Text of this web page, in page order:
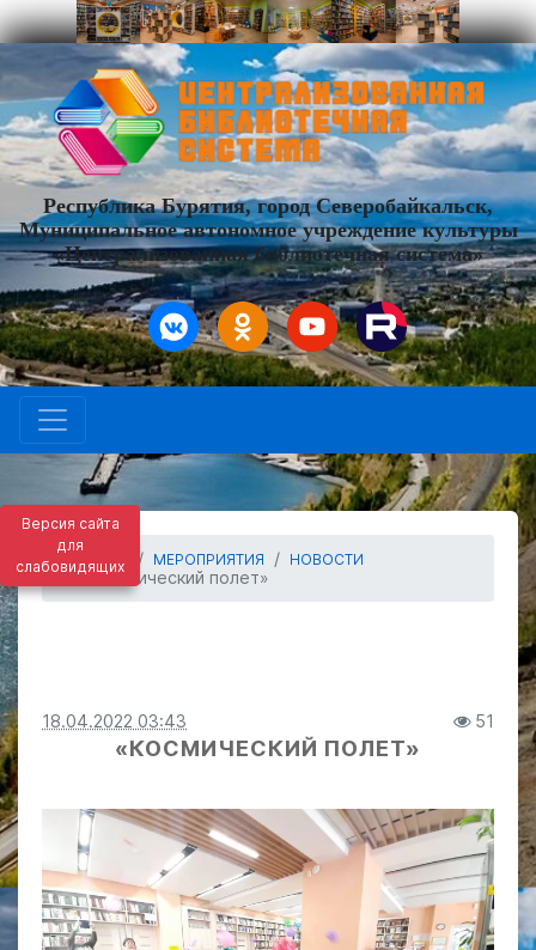
Версия сайта
для
слабовидящих
Республика Бурятия, город Северобайкальск,
Муниципальное автономное учреждение культуры
«Централизованная библиотечная система»
МЕРОПРИЯТИЯ НОВОСТИ
«Космический полет»
18.04.2022 03:43 51
«КОСМИЧЕСКИЙ ПОЛЕТ»